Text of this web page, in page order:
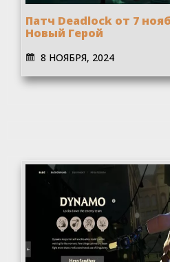
Патч Deadlock от 7
Новый Герой
8 НОЯБРЯ, 2024